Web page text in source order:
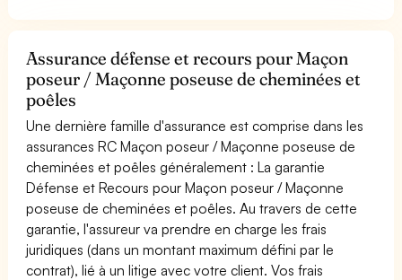
Assurance défense et recours pour Maçon
poseur / Maçonne poseuse de cheminées et
poêles
Une dernière famille d'assurance est comprise dans les
assurances RC Maçon poseur / Maçonne poseuse de
cheminées et poêles généralement : La garantie
Défense et Recours pour Maçon poseur / Maçonne
poseuse de cheminées et poêles. Au travers de cette
garantie, l'assureur va prendre en charge les frais
juridiques (dans un montant maximum défini par le
contrat), lié à un litige avec votre client. Vos frais